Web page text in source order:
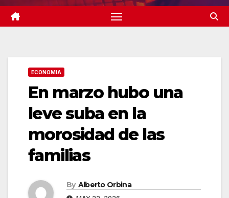
ECONOMIA
En marzo hubo una
leve suba en la
morosidad de las
familias
By Alberto Orbina